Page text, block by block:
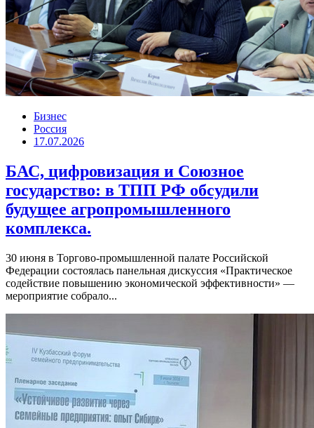
Бизнес
Россия
17.07.2026
БАС, цифровизация и Союзное
государство: в ТПП РФ обсудили
будущее агропромышленного
комплекса.
30 июня в Торгово-промышленной палате Российской
Федерации состоялась панельная дискуссия «Практическое
содействие повышению экономической эффективности» —
мероприятие собрало...